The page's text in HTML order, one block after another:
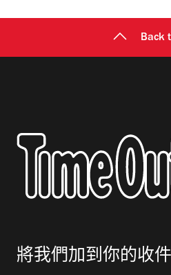
Back
將我們加到你的收